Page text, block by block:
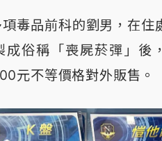
毒品前科的劉男，在住
成俗稱「喪屍菸彈」後
元不等價格對外販售。